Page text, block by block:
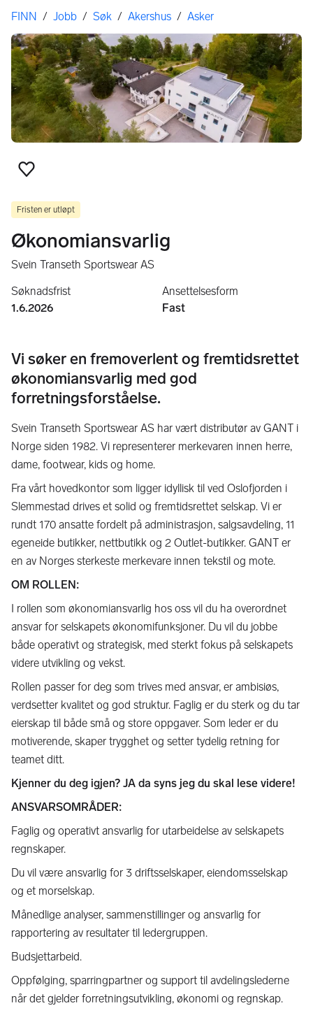
Her er du
FINN / Jobb / Søk / Akershus / Asker
Fristen er utløpt
Økonomiansvarlig
Svein Transeth Sportswear AS
Søknadsfrist
1.6.2026
Ansettelsesform
Fast
Vi søker en fremoverlent og fremtidsrettet
økonomiansvarlig med god
forretningsforståelse.
Svein Transeth Sportswear AS har vært distributør av GANT i
Norge siden 1982. Vi representerer merkevaren innen herre,
dame, footwear, kids og home.
Fra vårt hovedkontor som ligger idyllisk til ved Oslofjorden i
Slemmestad drives et solid og fremtidsrettet selskap. Vi er
rundt 170 ansatte fordelt på administrasjon, salgsavdeling, 11
egeneide butikker, nettbutikk og 2 Outlet-butikker. GANT er
en av Norges sterkeste merkevare innen tekstil og mote.
OM ROLLEN:
I rollen som økonomiansvarlig hos oss vil du ha overordnet
ansvar for selskapets økonomifunksjoner. Du vil du jobbe
både operativt og strategisk, med sterkt fokus på selskapets
videre utvikling og vekst.
Rollen passer for deg som trives med ansvar, er ambisiøs,
verdsetter kvalitet og god struktur. Faglig er du sterk og du tar
eierskap til både små og store oppgaver. Som leder er du
motiverende, skaper trygghet og setter tydelig retning for
teamet ditt.
Kjenner du deg igjen? JA da syns jeg du skal lese videre!
ANSVARSOMRÅDER:
Faglig og operativt ansvarlig for utarbeidelse av selskapets
regnskaper.
Du vil være ansvarlig for 3 driftsselskaper, eiendomsselskap
og et morselskap.
Månedlige analyser, sammenstillinger og ansvarlig for
rapportering av resultater til ledergruppen.
Budsjettarbeid.
Oppfølging, sparringpartner og support til avdelingslederne
når det gjelder forretningsutvikling, økonomi og regnskap.